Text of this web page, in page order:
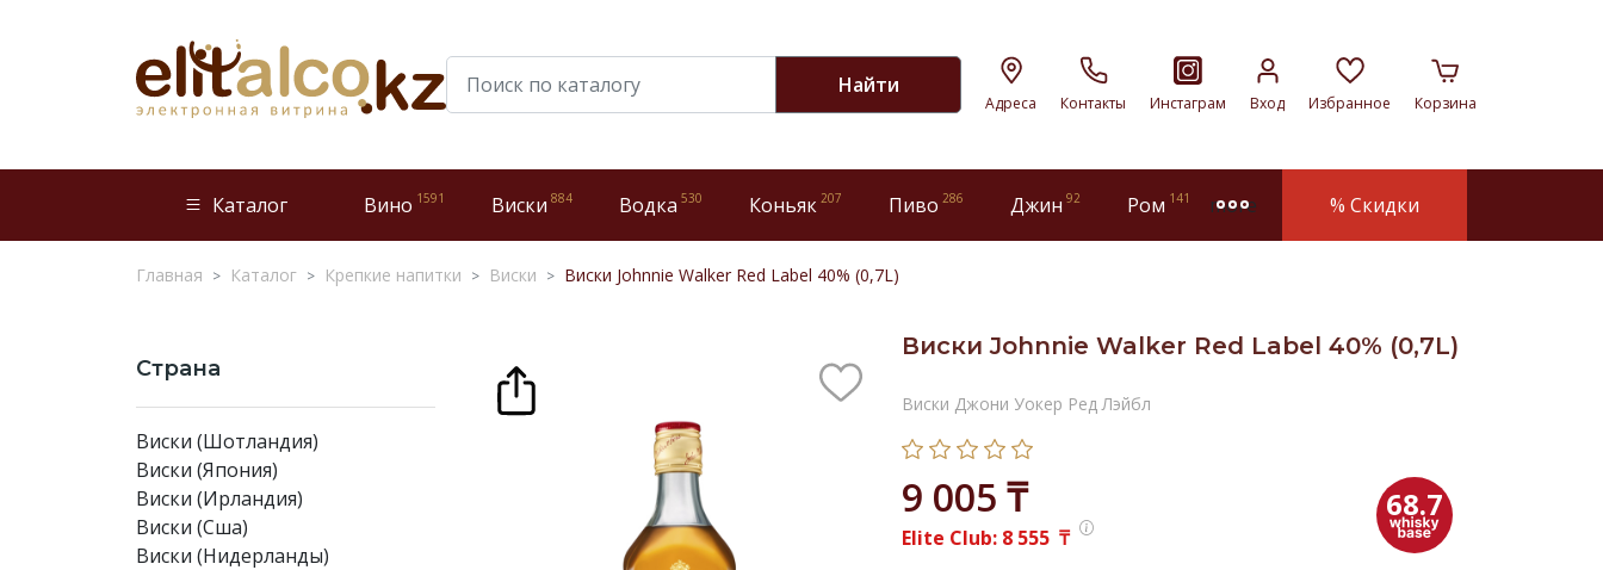
Найти
Адреса Контакты Инстаграм Вход Избранное Корзина
Каталог Вино 1591 Виски 884 Водка 530 Коньяк 207 Пиво 286 Джин 92 Ром 141 more % Скидки
Главная Каталог Крепкие напитки Виски Виски Johnnie Walker Red Label 40% (0,7L)
Страна
Виски (Шотландия)
Виски (Япония)
Виски (Ирландия)
Виски (Сша)
Виски (Нидерланды)
Виски Johnnie Walker Red Label 40% (0,7L)
Виски Джони Уокер Ред Лэйбл
9 005 ₸
Elite Club: 8 555 ₸
68.7